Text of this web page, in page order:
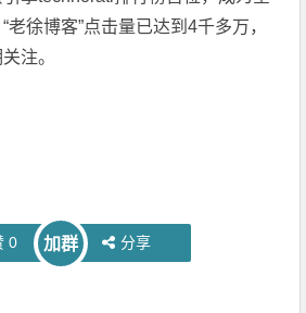
老徐博客”点击量已达到4千多万，
注。
0 加群 分享